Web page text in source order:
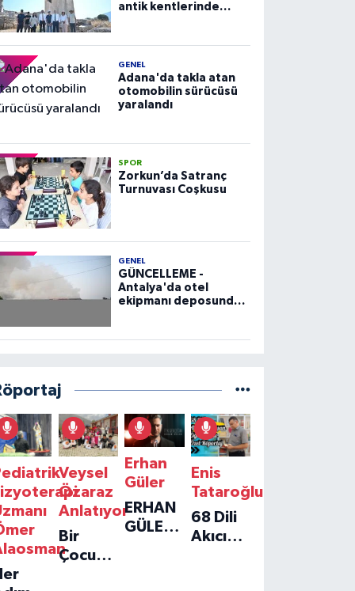
antik kentlerinde
GENEL
Adana'da takla atan
otomobilin sürücüsü
yaralandı
SPOR
Zorkun’da Satranç
Turnuvası Coşkusu
GENEL
GÜNCELLEME -
Antalya'da otel
ekipmanı deposunda
Veysel
Özaraz
Anlatıyor
Bir
Çocuğun
Erhan
Güler
ERHAN
GÜLER'IN
Enis
Tataroğlu
68 Dili
Akıcı